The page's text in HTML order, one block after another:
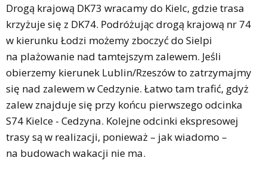
Drogą krajową DK73 wracamy do Kielc, gdzie trasa
krzyżuje się z DK74. Podróżując drogą krajową nr 74
w kierunku Łodzi możemy zboczyć do Sielpi
na plażowanie nad tamtejszym zalewem. Jeśli
obierzemy kierunek Lublin/Rzeszów to zatrzymajmy
się nad zalewem w Cedzynie. Łatwo tam trafić, gdyż
zalew znajduje się przy końcu pierwszego odcinka
S74 Kielce - Cedzyna. Kolejne odcinki ekspresowej
trasy są w realizacji, ponieważ – jak wiadomo –
na budowach wakacji nie ma.